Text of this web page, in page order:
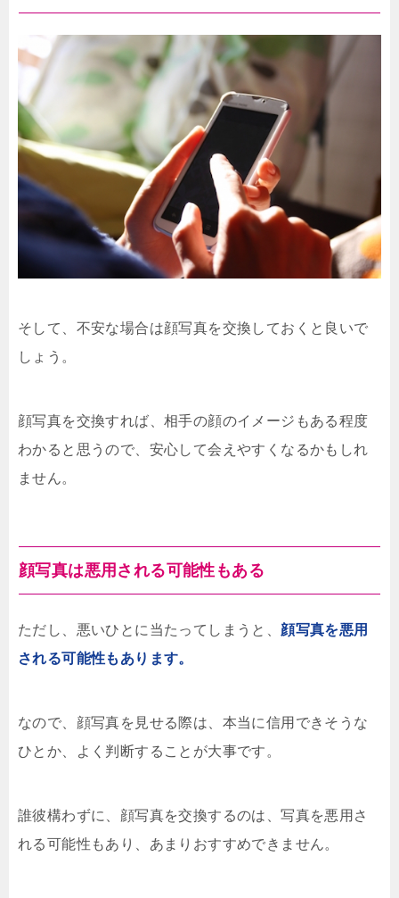
そして、不安な場合は顔写真を交換しておくと良いで
しょう。
顔写真を交換すれば、相手の顔のイメージもある程度
わかると思うので、安心して会えやすくなるかもしれ
ません。
顔写真は悪用される可能性もある
ただし、悪いひとに当たってしまうと、 顔写真を悪用
される可能性もあります。
なので、顔写真を見せる際は、本当に信用できそうな
ひとか、よく判断することが大事です。
誰彼構わずに、顔写真を交換するのは、写真を悪用さ
れる可能性もあり、あまりおすすめできません。